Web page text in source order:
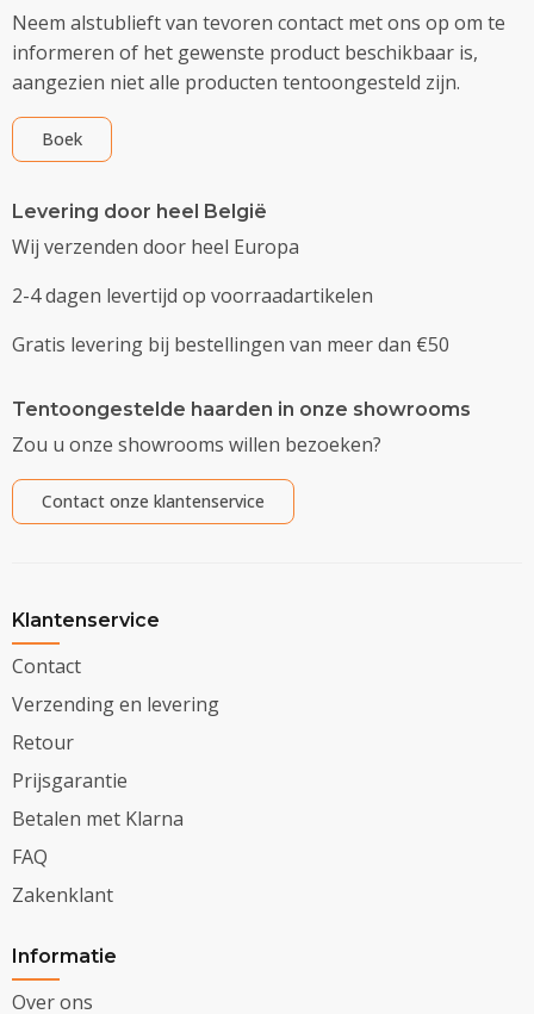
Neem alstublieft van tevoren contact met ons op om te
informeren of het gewenste product beschikbaar is,
aangezien niet alle producten tentoongesteld zijn.
Boek
Levering door heel België
Wij verzenden door heel Europa
2-4 dagen levertijd op voorraadartikelen
Gratis levering bij bestellingen van meer dan €50
Tentoongestelde haarden in onze showrooms
Zou u onze showrooms willen bezoeken?
Contact onze klantenservice
Klantenservice
Contact
Verzending en levering
Retour
Prijsgarantie
Betalen met Klarna
FAQ
Zakenklant
Informatie
Over ons